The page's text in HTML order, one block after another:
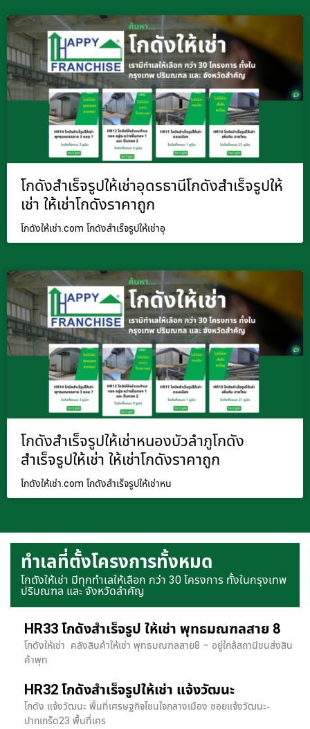
โกดังสำเร็จรูปให้เช่าอุดรธานีโกดังสำเร็จรูปให้
เช่า ให้เช่าโกดังราคาถูก
โกดังให้เช่า.com โกดังสำเร็จรูปให้เช่าอุ
โกดังสำเร็จรูปให้เช่าหนองบัวลำภูโกดัง
สำเร็จรูปให้เช่า ให้เช่าโกดังราคาถูก
โกดังให้เช่า.com โกดังสำเร็จรูปให้เช่าหน
ทำเลที่ตั้งโครงการทั้งหมด
โกดังให้เช่า มีทุกทำเลให้เลือก กว่า 30 โครงการ ทั้งในกรุงเทพ
ปริมณฑล และ จังหวัดสำคัญ
HR33 โกดังสำเร็จรูป ให้เช่า พุทธมณฑลสาย 8
โกดังให้เช่า คลังสินค้าให้เช่า พุทธมณฑลสาย8 – อยู่ใกล้สถานีขนส่งสิน
ค้าพุท
HR32 โกดังสำเร็จรูปให้เช่า แจ้งวัฒนะ
โกดัง แจ้งวัฒนะ พื้นที่เศรษฐกิจโซนใจกลางเมือง ซอยแจ้งวัฒนะ-
ปากเกร็ด23 พื้นที่เศร